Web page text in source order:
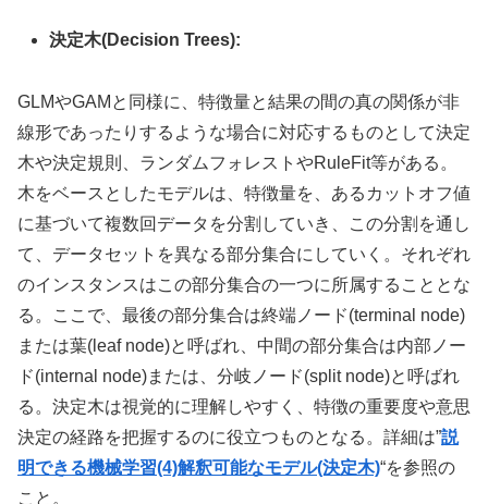
決定木(Decision Trees):
GLMやGAMと同様に、特徴量と結果の間の真の関係が非
線形であったりするような場合に対応するものとして決定
木や決定規則、ランダムフォレストやRuleFit等がある。
木をベースとしたモデルは、特徴量を、あるカットオフ値
に基づいて複数回データを分割していき、この分割を通し
て、データセットを異なる部分集合にしていく。それぞれ
のインスタンスはこの部分集合の一つに所属することとな
る。ここで、最後の部分集合は終端ノード(terminal node)
または葉(leaf node)と呼ばれ、中間の部分集合は内部ノー
ド(internal node)または、分岐ノード(split node)と呼ばれ
る。 決定木は視覚的に理解しやすく、特徴の重要度や意思
決定の経路を把握するのに役立つものとなる。詳細は”説
明できる機械学習(4)解釈可能なモデル(決定木)“を参照の
こと。